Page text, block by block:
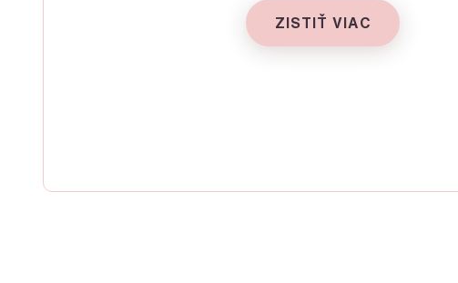
ZISTIŤ VIAC